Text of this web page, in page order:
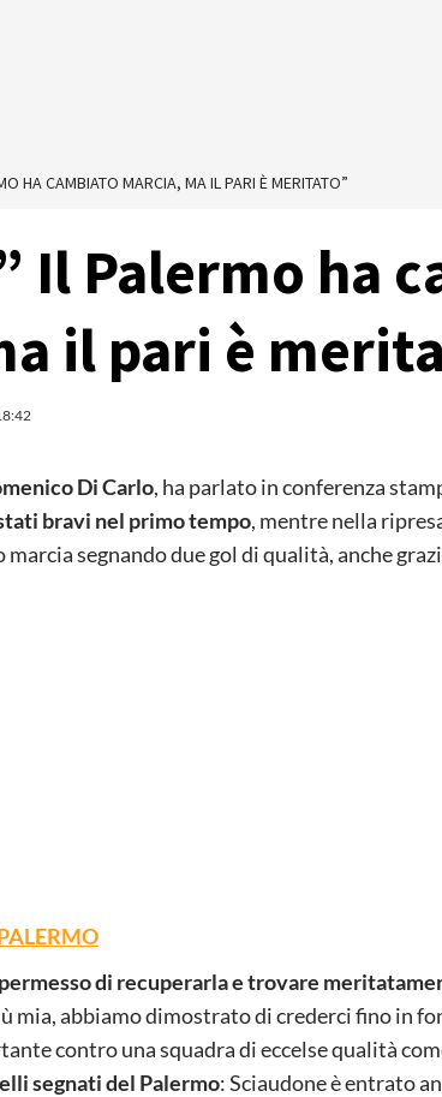
HA CAMBIATO MARCIA, MA IL PARI È MERITATO”
Il Palermo ha
il pari è
Di Carlo, ha parlato in conferenza
bravi nel primo tempo, mentre nella
segnando due gol di qualità, anche
di recuperarla e trovare
mia, abbiamo dimostrato di crederci fino in
contro una squadra di eccelse qualità
segnati del Palermo: Sciaudone è entrato